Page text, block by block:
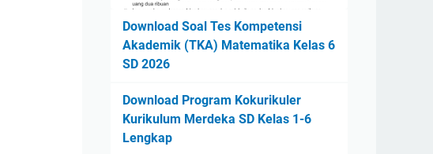
Download Soal Tes Kompetensi
Akademik (TKA) Matematika Kelas 6
SD 2026
Download Program Kokurikuler
Kurikulum Merdeka SD Kelas 1-6
Lengkap